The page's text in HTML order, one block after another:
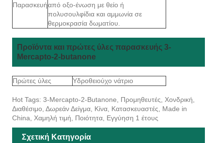
Παρασκευήαπό οξο-ένωση με θείο ή
πολυσουλφίδια και αμμωνία σε
θερμοκρασία δωματίου.
Προϊόντα και πρώτες ύλες παρασκευής 3-
Mercapto-2-butanone
Πρώτες ύλες Υδροθειούχο νάτριο
Hot Tags: 3-Mercapto-2-Butanone, Προμηθευτές, Χονδρική,
Διαθέσιμο, Δωρεάν Δείγμα, Κίνα, Κατασκευαστές, Made in
China, Χαμηλή τιμή, Ποιότητα, Εγγύηση 1 έτους
Σχετική Κατηγορία